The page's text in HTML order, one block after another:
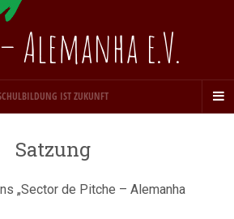
Alemanha e.V.
IST ZUKUNFT
Satzung
„Sector de Pitche – Alemanha